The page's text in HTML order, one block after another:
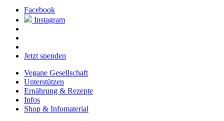
Facebook
Instagram
Jetzt spenden
Vegane Gesellschaft
Unterstützen
Ernährung & Rezepte
Infos
Shop & Infomaterial